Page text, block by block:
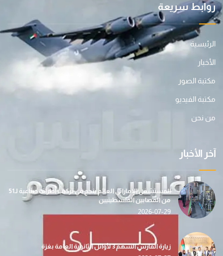
روابط سريعة
الرئيسية
الأخبار
مكتبة الصور
مكتبة الفيديو
من نحن
آخر الأخبار
المستشفى الإماراتي العائم ينجح في تركيب أطراف صناعية لـ51
من المصابين الفلسطينيين
2026-07-29
زيارة الفارس الشهم 3 لأوائل الثانوية العامة بغزة